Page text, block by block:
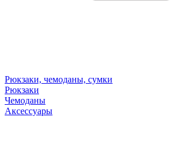
Рюкзаки, чемоданы, сумки
Рюкзаки
Чемоданы
Аксессуары